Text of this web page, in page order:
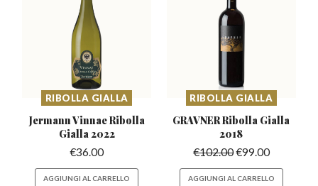
RIBOLLA GIALLA
Jermann Vinnae Ribolla
Gialla 2022
€36.00
AGGIUNGI AL CARRELLO
RIBOLLA GIALLA
GRAVNER Ribolla Gialla
2018
€102.00€99.00
AGGIUNGI AL CARRELLO